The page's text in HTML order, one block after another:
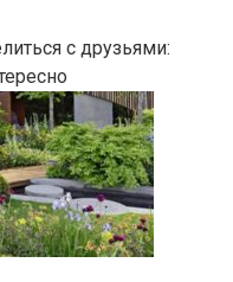
с друзьями: